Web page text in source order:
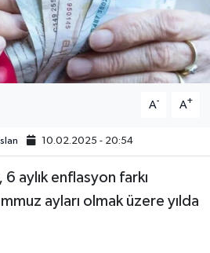
A- A+
10.02.2025 - 20:54
6 aylık enflasyon farkı
ayları olmak üzere yılda